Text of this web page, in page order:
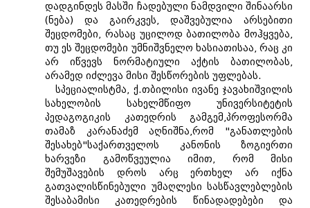
დადგინდეს მასში ჩადებული ნამდვილი შინაარსი
(ნება) და გაირკვეს, დაშვებულია არსებითი
შეცდომები, რასაც უცილოდ ბათილობა მოჰყვება,
თუ ეს შეცდომები უმნიშვნელო ხასიათისაა, რაც კი
არ იწვევს ნორმატიული აქტის ბათილობას,
არამედ იძლევა მისი შესწორების უფლებას.
სპეციალისტმა, ქ.თბილისი ივანე ჯავახიშვილის
სახელობის სახელმწიფო უნივერსიტეტის
პედაგოგიკის კათედრის გამგემ,პროფესორმა
თამაზ კარანაძემ აღნიშნა,რომ "განათლების
შესახებ"საქართველოს კანონის ზოგიერთი
ხარვეზი გამოწვეულია იმით, რომ მისი
შემუშავების დროს არც ერთხელ არ იქნა
გათვალისწინებული უმაღლესი სასწავლებლების
შესაბამისი კათედრების წინადადებები და